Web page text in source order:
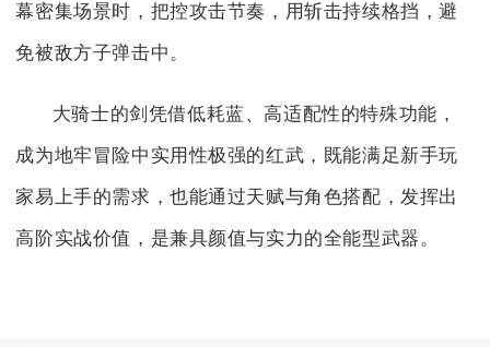
幕密集场景时，把控攻击节奏，用斩击持续格挡，避
免被敌方子弹击中。
大骑士的剑凭借低耗蓝、高适配性的特殊功能，
成为地牢冒险中实用性极强的红武，既能满足新手玩
家易上手的需求，也能通过天赋与角色搭配，发挥出
高阶实战价值，是兼具颜值与实力的全能型武器。